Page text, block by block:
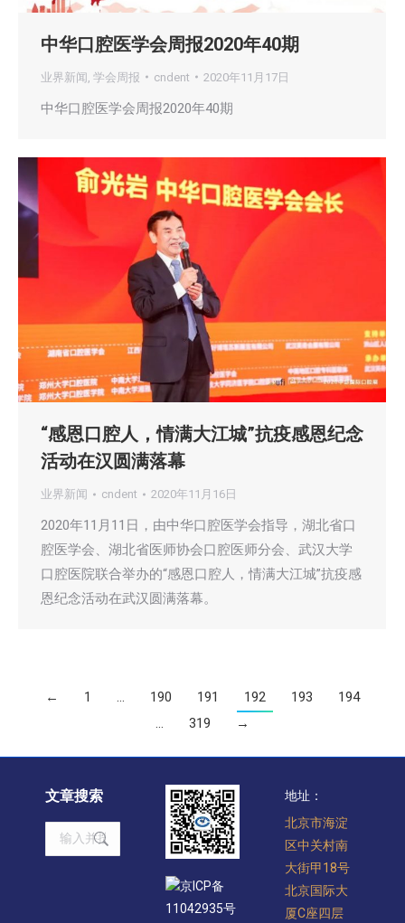
中华口腔医学会周报2020年40期
业界新闻 学会周报 cndent 2020年11月17日
中华口腔医学会周报2020年40期
“感恩口腔人，情满大江城”抗疫感恩纪念
活动在汉圆满落幕
业界新闻 cndent 2020年11月16日
2020年11月11日，由中华口腔医学会指导，湖北省口
腔医学会、湖北省医师协会口腔医师分会、武汉大学
口腔医院联合举办的“感恩口腔人，情满大江城”抗疫感
恩纪念活动在武汉圆满落幕。
← 1 … 190 191 192 193
194
…
319 →
文章搜索
Search:
京ICP备
11042935号
地址：
北京市海淀
区中关村南
大街甲18号
北京国际大
厦C座四层